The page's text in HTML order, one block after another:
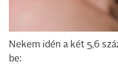
Nekem idén a két 5,6
be: